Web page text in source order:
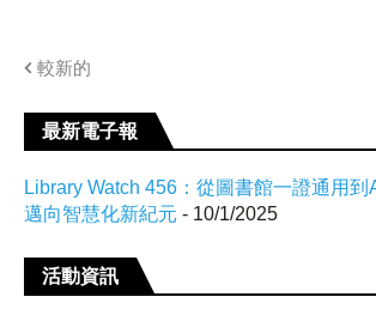
較新的
最新電子報
Library Watch 456：從圖書館一證通用到
邁向智慧化新紀元 - 10/1/2025
活動資訊